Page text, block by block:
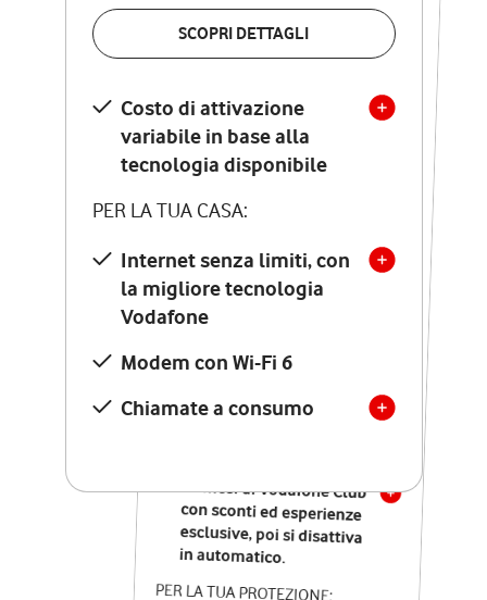
SCOPRI DETTAGLI
Costo di attivazione
variabile in base alla
tecnologia disponibile
PER LA TUA CASA:
Internet senza limiti, con
la migliore tecnologia
Vodafone
Modem con Wi-Fi 6
Chiamate a consumo
VERIFICA LA COPERTURA
Costo di attivazione
variabile in base alla
tecnologia disponibile
PER LA TUA CASA:
Internet senza limiti, con
la migliore tecnologia
Vodafone
Modem Seven con Wi-Fi 7
Chiamate illimitate verso
numeri fissi e mobili
nazionali
12 mesi di Vodafone Club
con sconti ed esperienze
esclusive, poi si disattiva
in automatico.
PER LA TUA PROTEZIONE: